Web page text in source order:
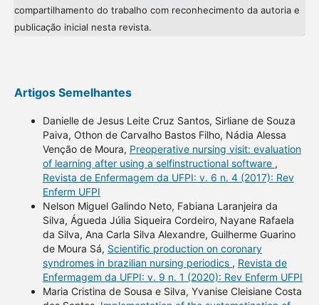
compartilhamento do trabalho com reconhecimento da autoria e
publicação inicial nesta revista.
Artigos Semelhantes
Danielle de Jesus Leite Cruz Santos, Sirliane de Souza
Paiva, Othon de Carvalho Bastos Filho, Nádia Alessa
Venção de Moura, Preoperative nursing visit: evaluation
of learning after using a selfinstructional software ,
Revista de Enfermagem da UFPI: v. 6 n. 4 (2017): Rev
Enferm UFPI
Nelson Miguel Galindo Neto, Fabiana Laranjeira da
Silva, Águeda Júlia Siqueira Cordeiro, Nayane Rafaela
da Silva, Ana Carla Silva Alexandre, Guilherme Guarino
de Moura Sá, Scientific production on coronary
syndromes in brazilian nursing periodics , Revista de
Enfermagem da UFPI: v. 9 n. 1 (2020): Rev Enferm UFPI
Maria Cristina de Sousa e Silva, Yvanise Cleisiane Costa